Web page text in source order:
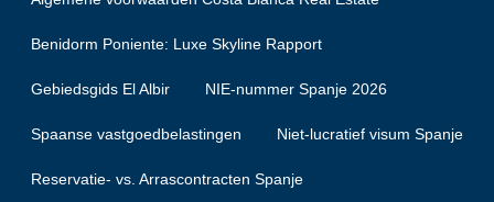
Benidorm Poniente: Luxe Skyline Rapport
Gebiedsgids El Albir NIE-nummer Spanje 2026
Spaanse vastgoedbelastingen Niet-lucratief visum Spanje
Reservatie- vs. Arrascontracten Spanje